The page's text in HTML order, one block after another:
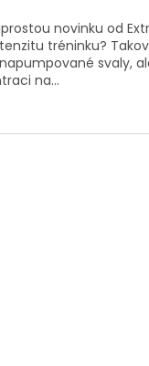
novinku od
tréninku?
svaly,
na...